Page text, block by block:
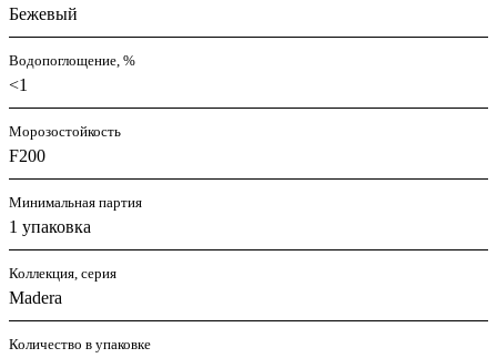
Бежевый
Водопоглощение, %
<1
Морозостойкость
F200
Минимальная партия
1 упаковка
Коллекция, серия
Madera
Количество в упаковке